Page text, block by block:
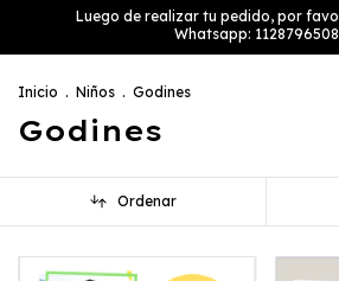
Luego de realizar tu pedido, por
Whatsapp: 1128796508
Inicio . Niños . Godines
Godines
Ordenar